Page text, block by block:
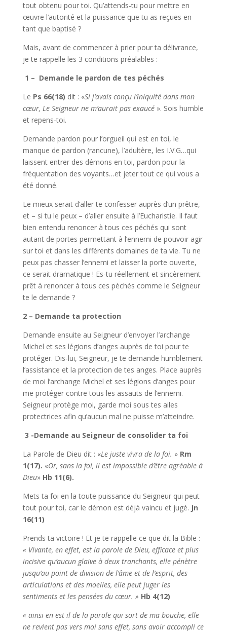
tout obtenu pour toi. Qu’attends-tu pour mettre en
œuvre l’autorité et la puissance que tu as reçues en
tant que baptisé ?
Mais, avant de commencer à prier pour ta délivrance,
je te rappelle les 3 conditions préalables :
1 – Demande le pardon de tes péchés
Le Ps 66(18) dit : «Si j’avais conçu l’iniquité dans mon
cœur, Le Seigneur ne m’aurait pas exaucé». Sois humble
et repens-toi.
Demande pardon pour l’orgueil qui est en toi, le
manque de pardon (rancune), l’adultère, les I.V.G…qui
laissent entrer des démons en toi, pardon pour la
fréquentation des voyants…et jeter tout ce qui vous a
été donné.
Le mieux serait d’aller te confesser auprès d’un prêtre,
et – si tu le peux – d’aller ensuite à l’Eucharistie. Il faut
bien entendu renoncer à tous ces péchés qui sont
autant de portes permettant à l’ennemi de pouvoir agir
sur toi et dans les différents domaines de ta vie. Tu ne
peux pas chasser l’ennemi et laisser la porte ouverte,
ce serait dramatique ! Es-tu réellement et sincèrement
prêt à renoncer à tous ces péchés comme le Seigneur
te le demande ?
2 – Demande ta protection
Demande ensuite au Seigneur d’envoyer l’archange
Michel et ses légions d’anges auprès de toi pour te
protéger. Dis-lui, Seigneur, je te demande humblement
l’assistance et la protection de tes anges. Place auprès
de moi l’archange Michel et ses légions d’anges pour
me protéger contre tous les assauts de l’ennemi.
Seigneur protège moi, garde moi sous tes ailes
protectrices afin qu’aucun mal ne puisse m’atteindre.
3 -Demande au Seigneur de consolider ta foi
La Parole de Dieu dit : «Le juste vivra de la foi. » Rm
1(17). «Or, sans la foi, il est impossible d’être agréable à
Dieu» Hb 11(6).
Mets ta foi en la toute puissance du Seigneur qui peut
tout pour toi, car le démon est déjà vaincu et jugé. Jn
16(11)
Prends ta victoire ! Et je te rappelle ce que dit la Bible :
« Vivante, en effet, est la parole de Dieu, efficace et plus
incisive qu’aucun glaive à deux tranchants, elle pénètre
jusqu’au point de division de l’âme et de l’esprit, des
articulations et des moelles, elle peut juger les
sentiments et les pensées du cœur. » Hb 4(12)
« ainsi en est il de la parole qui sort de ma bouche, elle
ne revient pas vers moi sans effet, sans avoir accompli ce